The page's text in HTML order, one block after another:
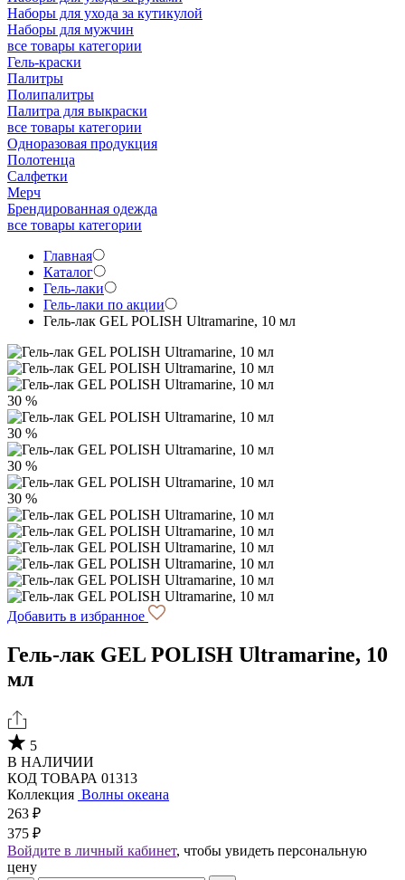
Наборы для ухода за кутикулой
Наборы для мужчин
все товары категории
Гель-краски
Палитры
Полипалитры
Палитра для выкраски
все товары категории
Одноразовая продукция
Полотенца
Салфетки
Мерч
Брендированная одежда
все товары категории
Главная
Каталог
Гель-лаки
Гель-лаки по акции
Гель-лак GEL POLISH Ultramarine, 10 мл
30 %
30 %
30 %
30 %
Добавить в избранное
Гель-лак GEL POLISH Ultramarine, 10
мл
5
В НАЛИЧИИ
КОД ТОВАРА 01313
Коллекция Волны океана
263 ₽
375 ₽
Войдите в личный кабинет, чтобы увидеть персональную
цену